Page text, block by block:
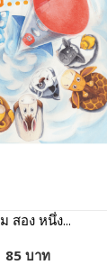
สอง หนึ่ง...
85 บาท